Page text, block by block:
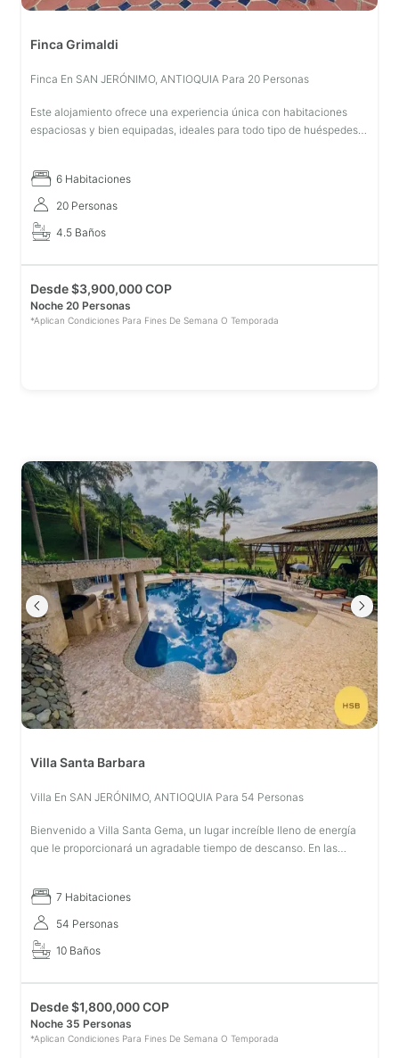
Finca Grimaldi
Finca En SAN JERÓNIMO, ANTIOQUIA Para 20 Personas
Este alojamiento ofrece una experiencia única con habitaciones
espaciosas y bien equipadas, ideales para todo tipo de huéspedes.
6 Habitaciones
20 Personas
4.5 Baños
Desde$3,900,000 COP
Noche 20 Personas
*Aplican Condiciones Para Fines De Semana O Temporada
Villa Santa Barbara
Villa En SAN JERÓNIMO, ANTIOQUIA Para 54 Personas
Bienvenido a Villa Santa Gema, un lugar increíble lleno de energía
que le proporcionará un agradable tiempo de descanso. En las
7 Habitaciones
54 Personas
10 Baños
Desde$1,800,000 COP
Noche 35 Personas
*Aplican Condiciones Para Fines De Semana O Temporada